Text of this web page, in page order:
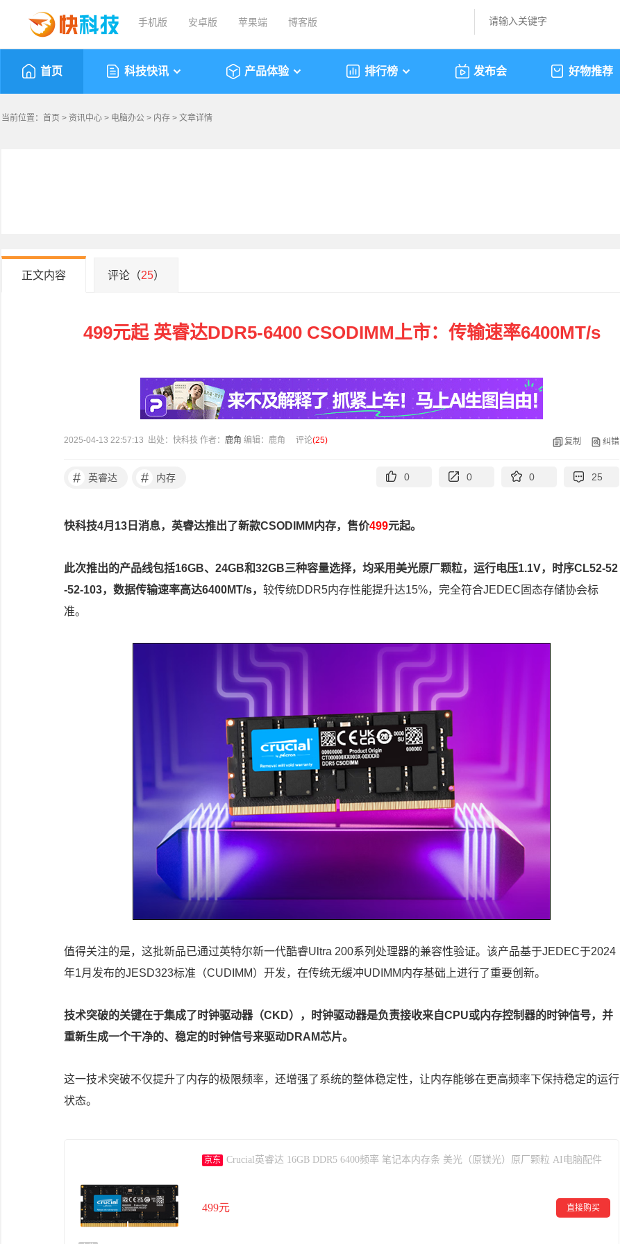
手机版 安卓版 苹果端 博客版
首页 科技快讯 产品体验 排行榜 发布会 好物推荐
当前位置： 首页 > 资讯中心 > 电脑办公 > 内存 > 文章详情
正文内容 评论（25）
499元起 英睿达DDR5-6400 CSODIMM上市：传输速率6400MT/s
2025-04-13 22:57:13 出处：快科技 作者： 鹿角 编辑：鹿角 评论(25) 复制 纠错
# 英睿达 # 内存 0 0 0 25
快科技4月13日消息，英睿达推出了新款CSODIMM内存，售价499元起。
此次推出的产品线包括16GB、24GB和32GB三种容量选择，均采用美光原厂颗粒，运行电压1.1V，时序CL52-52
-52-103，数据传输速率高达6400MT/s， 较传统DDR5内存性能提升达15%，完全符合JEDEC固态存储协会标
准。
值得关注的是，这批新品已通过英特尔新一代酷睿Ultra 200系列处理器的兼容性验证。该产品基于JEDEC于2024
年1月发布的JESD323标准（CUDIMM）开发，在传统无缓冲UDIMM内存基础上进行了重要创新。
技术突破的关键在于集成了时钟驱动器（CKD），时钟驱动器是负责接收来自CPU或内存控制器的时钟信号，并
重新生成一个干净的、稳定的时钟信号来驱动DRAM芯片。
这一技术突破不仅提升了内存的极限频率，还增强了系统的整体稳定性，让内存能够在更高频率下保持稳定的运行
状态。
京东 Crucial英睿达 16GB DDR5 6400频率 笔记本内存条 美光（原镁光）原厂颗粒 AI电脑配件
499元 直接购买